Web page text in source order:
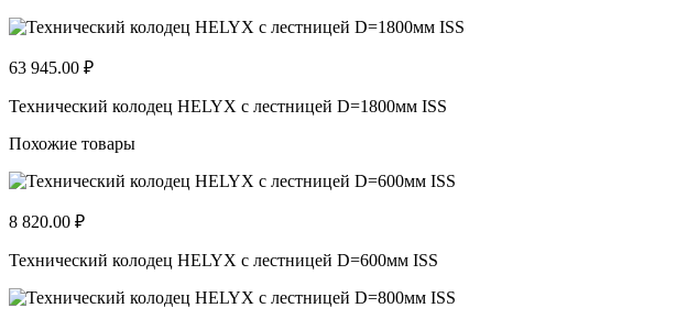
63 945.00 ₽
Технический колодец HELYX с лестницей D=1800мм ISS
Похожие товары
8 820.00 ₽
Технический колодец HELYX с лестницей D=600мм ISS